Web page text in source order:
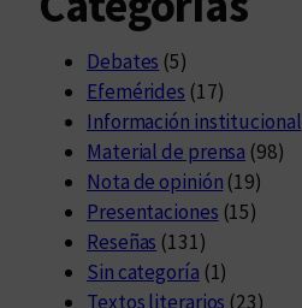
Debates (5)
Efemérides (17)
Información institucional
Material de prensa (98)
Nota de opinión (19)
Presentaciones (15)
Reseñas (131)
Sin categoría (1)
Textos literarios (23)